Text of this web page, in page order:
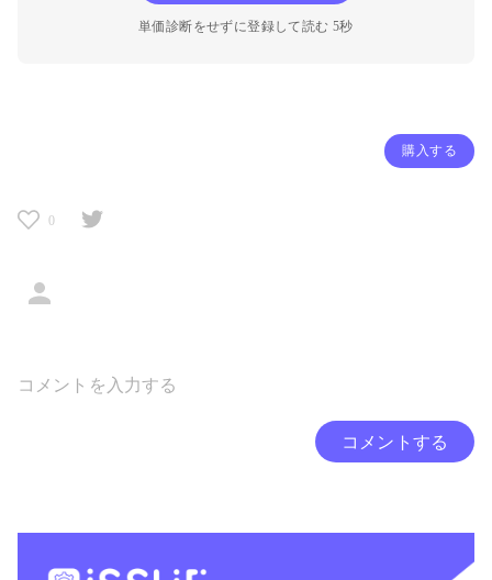
単価診断をせずに登録して読む 5秒
購入する
0
コメントする